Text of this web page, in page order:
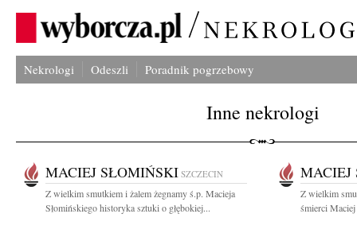
Nekrologi Odeszli Poradnik pogrzebowy
Inne nekrologi
MACIEJ SŁOMIŃSKI SZCZECIN
Z wielkim smutkiem i żalem żegnamy ś.p. Macieja
Słomińskiego historyka sztuki o głębokiej...
MACIEJ
Z wielkim
śmierci Maciej